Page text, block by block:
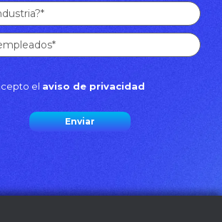
el aviso de privacidad